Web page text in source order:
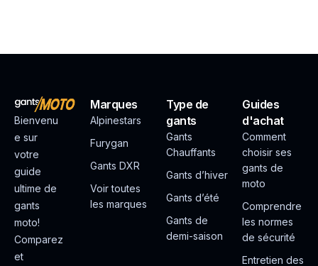
Bienvenu
e sur
votre
guide
ultime de
gants
moto!
Comparez
et
Marques
Alpinestars
Furygan
Gants DXR
Voir toutes
les marques
Type de
gants
Gants
Chauffants
Gants d’hiver
Gants d’été
Gants de
demi-saison
Guides
d'achat
Comment
choisir ses
gants de
moto
Comprendre
les normes
de sécurité
Entretien des